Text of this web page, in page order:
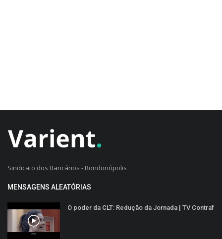
Sindicato dos Bancários - Rondonópolis
MENSAGENS ALEATÓRIAS
O poder da CLT: Redução da Jornada | TV Contraf